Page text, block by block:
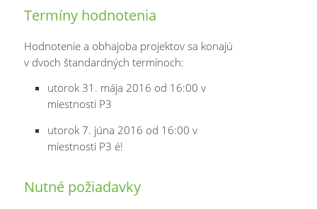
Termíny hodnotenia
Hodnotenie a obhajoba projektov sa konajú
v dvoch štandardných termínoch:
utorok 31. mája 2016 od 16:00 v
miestnosti P3
utorok 7. júna 2016 od 16:00 v
miestnosti P3 é!
Nutné požiadavky